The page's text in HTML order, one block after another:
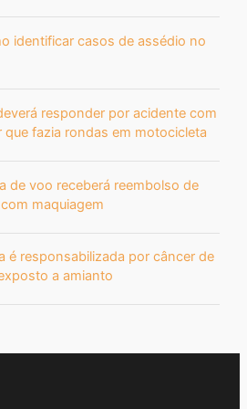
identificar casos de assédio no
responder por acidente com
que fazia rondas em motocicleta
de voo receberá reembolso de
maquiagem
é responsabilizada por câncer de
a amianto